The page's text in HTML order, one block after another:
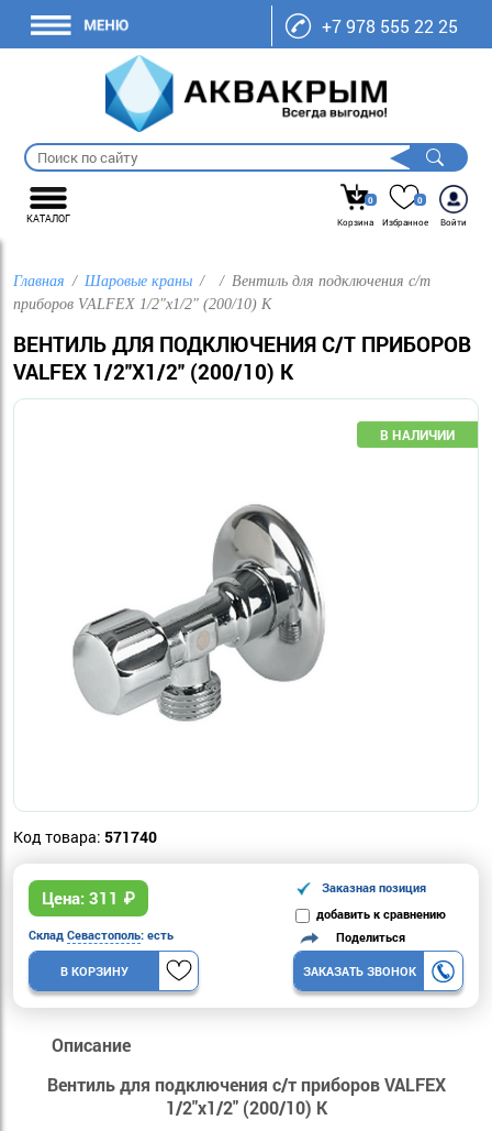
+7 978 555 22 25
КАТАЛОГ
0
Корзина
0
Избранное
Войти
Главная Шаровые краны
Вентиль для подключения с/т
приборов VALFEX 1/2"х1/2" (200/10) К
ВЕНТИЛЬ ДЛЯ ПОДКЛЮЧЕНИЯ С/Т ПРИБОРОВ
VALFEX 1/2"Х1/2" (200/10) К
Код товара: 571740
Цена: 311 ₽
Заказная позиция
добавить к сравнению
Склад Севастополь: есть
В КОРЗИНУ
Поделиться
ЗАКАЗАТЬ ЗВОНОК
Описание
Вентиль для подключения с/т приборов VALFEX
1/2"х1/2" (200/10) К